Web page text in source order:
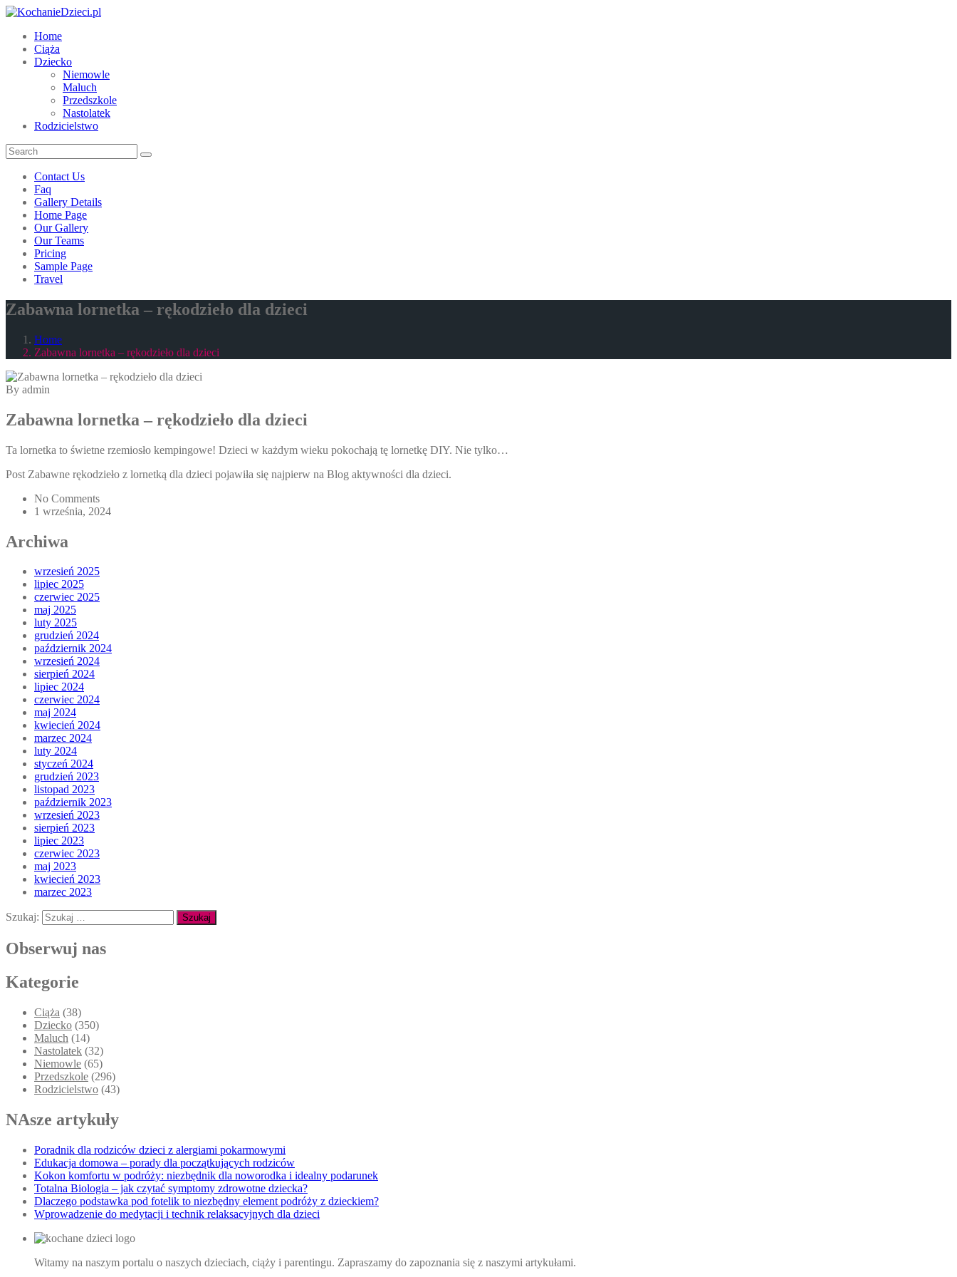
Home
Ciąża
Dziecko
Niemowle
Maluch
Przedszkole
Nastolatek
Rodzicielstwo
Contact Us
Faq
Gallery Details
Home Page
Our Gallery
Our Teams
Pricing
Sample Page
Travel
Zabawna lornetka – rękodzieło dla dzieci
Home
Zabawna lornetka – rękodzieło dla dzieci
By admin
Zabawna lornetka – rękodzieło dla dzieci
Ta lornetka to świetne rzemiosło kempingowe! Dzieci w każdym wieku pokochają tę lornetkę DIY. Nie tylko…
Post Zabawne rękodzieło z lornetką dla dzieci pojawiła się najpierw na Blog aktywności dla dzieci.
No Comments
1 września, 2024
Archiwa
wrzesień 2025
lipiec 2025
czerwiec 2025
maj 2025
luty 2025
grudzień 2024
październik 2024
wrzesień 2024
sierpień 2024
lipiec 2024
czerwiec 2024
maj 2024
kwiecień 2024
marzec 2024
luty 2024
styczeń 2024
grudzień 2023
listopad 2023
październik 2023
wrzesień 2023
sierpień 2023
lipiec 2023
czerwiec 2023
maj 2023
kwiecień 2023
marzec 2023
Szukaj:
Obserwuj nas
Kategorie
Ciąża (38)
Dziecko (350)
Maluch (14)
Nastolatek (32)
Niemowle (65)
Przedszkole (296)
Rodzicielstwo (43)
NAsze artykuły
Poradnik dla rodziców dzieci z alergiami pokarmowymi
Edukacja domowa – porady dla początkujących rodziców
Kokon komfortu w podróży: niezbędnik dla noworodka i idealny podarunek
Totalna Biologia – jak czytać symptomy zdrowotne dziecka?
Dlaczego podstawka pod fotelik to niezbędny element podróży z dzieckiem?
Wprowadzenie do medytacji i technik relaksacyjnych dla dzieci
Witamy na naszym portalu o naszych dzieciach, ciąży i parentingu. Zapraszamy do zapoznania się z naszymi artykułami.